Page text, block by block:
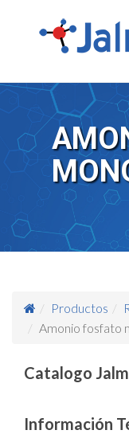
Productos
Amonio fosfato
Catalogo
Información